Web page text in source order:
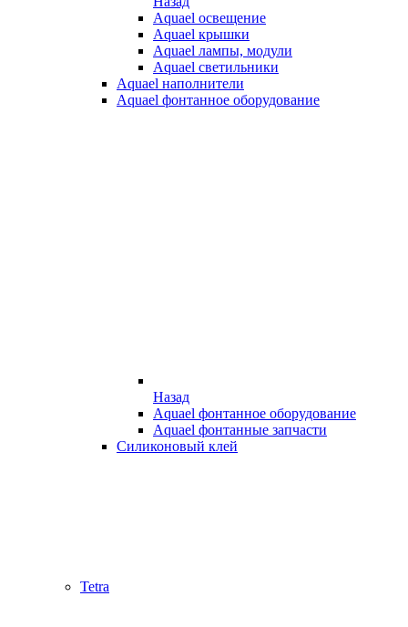
Aquael освещение
Aquael крышки
Aquael лампы, модули
Aquael светильники
Aquael наполнители
Aquael фонтанное оборудование
Назад
Aquael фонтанное оборудование
Aquael фонтанные запчасти
Силиконовый клей
Tetra